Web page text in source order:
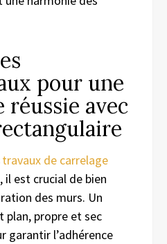
pour une
réussie avec
travaux de carrelage
il est crucial de bien
des murs. Un
propre et sec
garantir l’adhérence